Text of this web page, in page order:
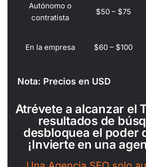
Autónomo o
contratista
$50 – $75
En la empresa $60 – $100
Nota: Precios en USD
Atrévete a alcanzar el
resultados de
desbloquea el poder
¡Invierte en una